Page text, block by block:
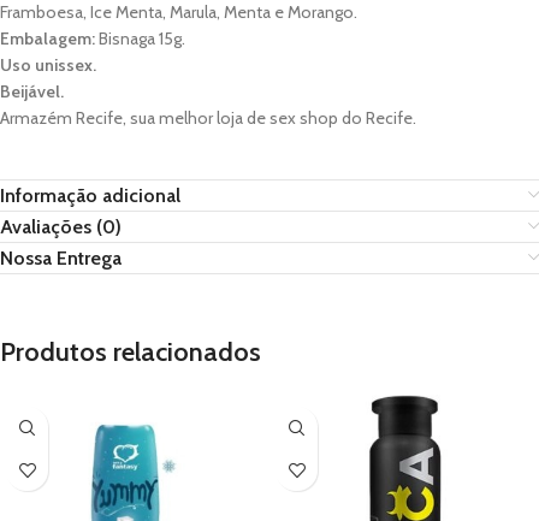
Framboesa, Ice Menta, Marula, Menta e Morango.
Embalagem:Bisnaga 15g.
Uso unissex.
Beijável.
Armazém Recife, sua melhor loja de sex shop do Recife.
Informação adicional
Avaliações (0)
Nossa Entrega
Produtos relacionados